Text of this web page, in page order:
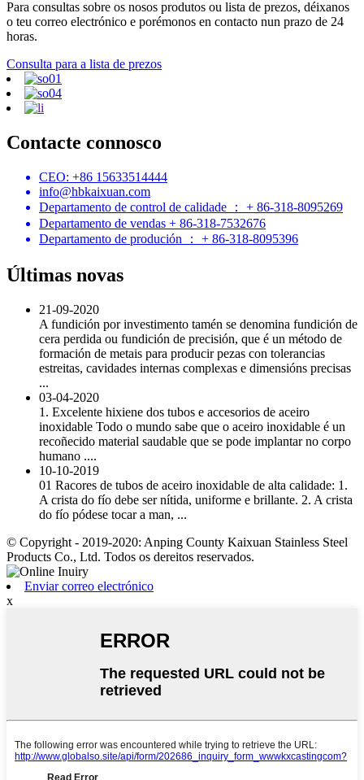
Para consultas sobre os nosos produtos ou lista de prezos, déixanos
o teu correo electrónico e porémonos en contacto nun prazo de 24
horas.
Consulta para a lista de prezos
Contacte connosco
CEO: +86 15633514444
info@hbkaixuan.com
Departamento de control de calidade ： + 86-318-8095269
Departamento de vendas + 86-318-7532676
Departamento de produción ： + 86-318-8095396
Últimas novas
21-09-2020
A fundición por investimento tamén se denomina fundición de
cera perdida ou fundición de precisión, que é un método de
formación de metais para producir pezas con tolerancias
estreitas, cavidades internas complexas e dimensións precisas
...
03-04-2020
1. Excelente hixiene dos tubos e accesorios de aceiro
inoxidable Todo o mundo sabe que o aceiro inoxidable é un
recoñecido material saudable que se pode implantar no corpo
humano ....
10-10-2019
01 Racores de tubos de aceiro inoxidable de alta calidade: 1.
A crista do fío debe ser nítida, uniforme e brillante. 2. A crista
do fío pódese tocar a man, ...
© Copyright - 2019-2020: Anping County Kaixuan Stainless Steel
Products Co., Ltd. Todos os dereitos reservados.
Enviar correo electrónico
x